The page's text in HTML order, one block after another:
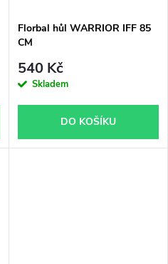
Florbal hůl WARRIOR IFF 85
CM
540 Kč
Skladem
DO KOŠÍKU